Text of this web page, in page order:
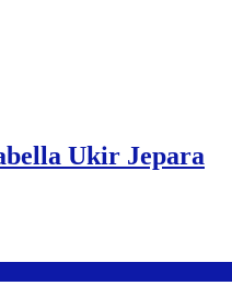
Ukir Jepara